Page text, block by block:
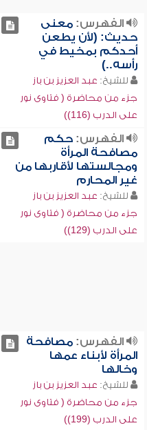
الفهرس:معنى
حديث: (لأن يطعن
أحدكم بمخيط في
رأسه..)
للشيخ: عبد العزيز بن باز
جزء من محاضرة ( فتاوى نور
على الدرب (116))
الفهرس:حكم
مصافحة المرأة
ومجالستها لأقاربها من
غير المحارم
للشيخ: عبد العزيز بن باز
جزء من محاضرة ( فتاوى نور
على الدرب (129))
الفهرس:مصافحة
المرأة لأبناء عمها
وخالها
للشيخ: عبد العزيز بن باز
جزء من محاضرة ( فتاوى نور
على الدرب (199))